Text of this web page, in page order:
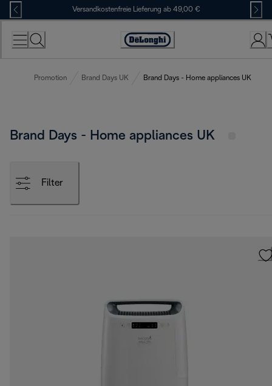
Skip
to
Content
Versandkostenfreie Lieferung ab 49,00 €
Erklärung
Zugänglichkeit
Promotion Brand Days UK Brand Days - Home appliances UK
Brand Days - Home appliances UK
Filter